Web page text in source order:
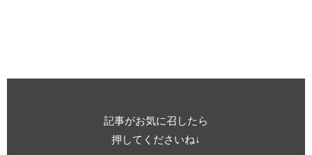
記事がお気に召したら
押してくださいね↓